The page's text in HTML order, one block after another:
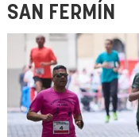
SAN FERMÍN